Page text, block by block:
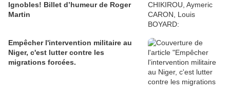
Ignobles! Billet d’humeur de Roger
Martin
Empêcher l'intervention militaire au
Niger, c'est lutter contre les
migrations forcées.